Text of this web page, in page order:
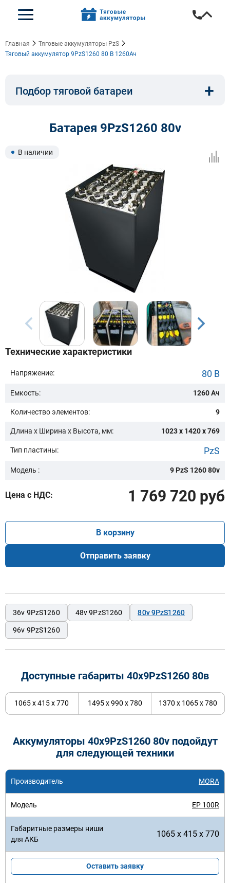
Главная
Тяговые аккумуляторы PzS
Тяговый аккумулятор 9PzS1260 80 В 1260Ач
Подбор тяговой батареи
Тип:
Высота, мм:
Модель:
Сначала выберите бренд
Очистить подбор
+
Батарея 9PzS1260 80v
В наличии
Технические характеристики
Напряжение: 80 В
Емкость: 1260 Ач
Количество элементов: 9
Длина х Ширина х Высота, мм: 1023 x 1420 x 769
Тип пластины: PzS
Модель : 9 PzS 1260 80v
Цена с НДС: 1 769 720 руб
В корзину
Отправить заявку
36v 9PzS1260 48v 9PzS1260 80v 9PzS1260
96v 9PzS1260
Доступные габариты 40х9PzS1260 80в
1065 x 415 x 770 1495 x 990 x 780 1370 x 1065 x 780
Аккумуляторы 40x9PzS1260 80v подойдут
для следующей техники
MORA
EP 100R
1065 x 415 x 770
Оставить заявку